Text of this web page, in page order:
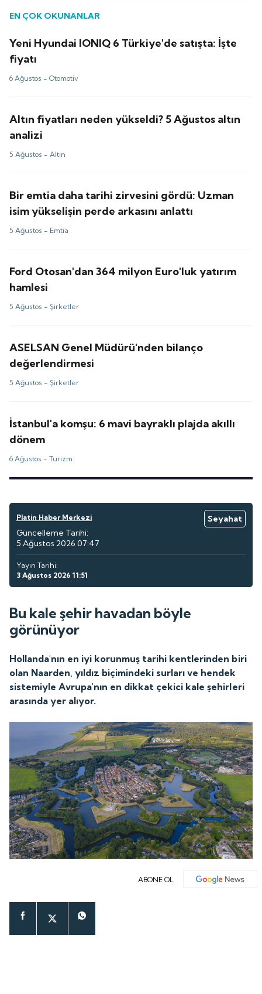
EN ÇOK OKUNANLAR
Yeni Hyundai IONIQ 6 Türkiye'de satışta: İşte
fiyatı
6 Ağustos -Otomotiv
Altın fiyatları neden yükseldi? 5 Ağustos altın
analizi
5 Ağustos -Altın
Bir emtia daha tarihi zirvesini gördü: Uzman
isim yükselişin perde arkasını anlattı
5 Ağustos - Emtia
Ford Otosan'dan 364 milyon Euro'luk yatırım
hamlesi
5 Ağustos -Şirketler
ASELSAN Genel Müdürü'nden bilanço
değerlendirmesi
5 Ağustos -Şirketler
İstanbul'a komşu: 6 mavi bayraklı plajda akıllı
dönem
6 Ağustos -Turizm
Platin Haber Merkezi
Seyahat
Güncelleme Tarihi:
5 Ağustos 2026 07:47
Yayın Tarihi:
3 Ağustos 2026 11:51
Bu kale şehir havadan böyle
görünüyor
Hollanda'nın en iyi korunmuş tarihi kentlerinden biri
olan Naarden, yıldız biçimindeki surları ve hendek
sistemiyle Avrupa'nın en dikkat çekici kale şehirleri
arasında yer alıyor.
ABONE OL